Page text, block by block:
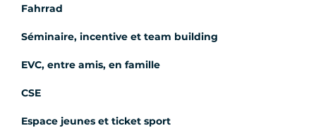
Fahrrad
Séminaire, incentive et team building
EVC, entre amis, en famille
CSE
Espace jeunes et ticket sport